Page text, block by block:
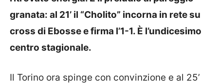
granata: al 21’ il “Cholito” incorna in rete su
cross di Ebosse e firma l’1-1. È l’undicesimo
centro stagionale.
Il Torino ora spinge con convinzione e al 25’